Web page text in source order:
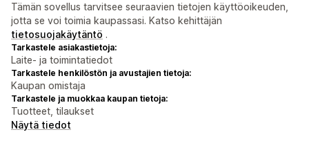
Tämän sovellus tarvitsee seuraavien tietojen käyttöoikeuden,
jotta se voi toimia kaupassasi. Katso kehittäjän
tietosuojakäytäntö .
Tarkastele asiakastietoja:
Laite- ja toimintatiedot
Tarkastele henkilöstön ja avustajien tietoja:
Kaupan omistaja
Tarkastele ja muokkaa kaupan tietoja:
Tuotteet, tilaukset
Näytä tiedot